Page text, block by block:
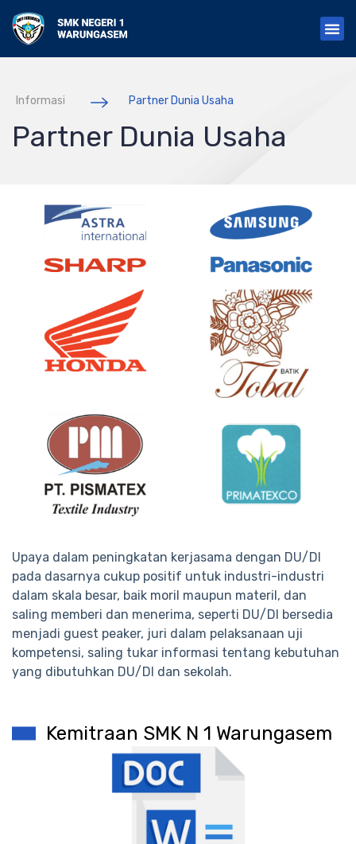
S
k
i
p
c
n
t
Informasi Partner Dunia Usaha
Partner Dunia Usaha
Upaya dalam peningkatan kerjasama dengan DU/DI
pada dasarnya cukup positif untuk industri-industri
dalam skala besar, baik moril maupun materil, dan
saling memberi dan menerima, seperti DU/DI bersedia
menjadi guest peaker, juri dalam pelaksanaan uji
kompetensi, saling tukar informasi tentang kebutuhan
yang dibutuhkan DU/DI dan sekolah.
Kemitraan SMK N 1 Warungasem